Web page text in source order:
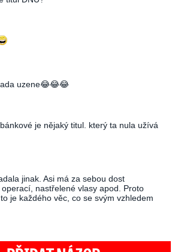
uzene😂😂😂
je nějaký titul. který ta nula užívá
jinak. Asi má za sebou dost
nastřelené vlasy apod. Proto
je každého věc, co se svým vzhledem